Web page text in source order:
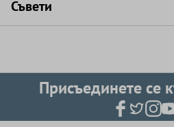
Съвети
Присъединете се